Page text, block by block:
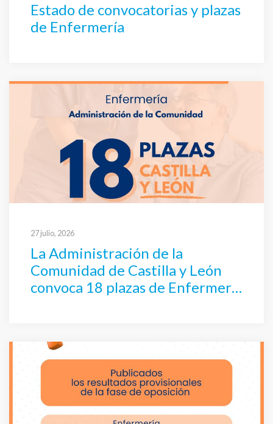
Estado de convocatorias y plazas
de Enfermería
27 julio, 2026
La Administración de la
Comunidad de Castilla y León
convoca 18 plazas de Enfermería